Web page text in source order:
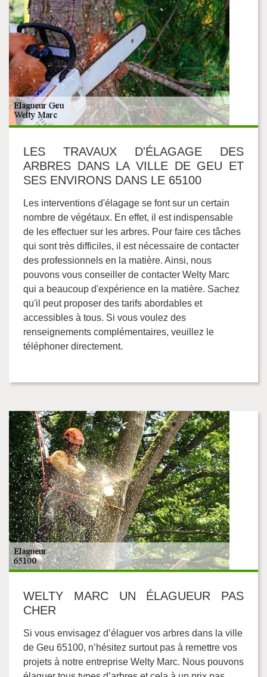
LES TRAVAUX D'ÉLAGAGE DES
ARBRES DANS LA VILLE DE GEU ET
SES ENVIRONS DANS LE 65100
Les interventions d'élagage se font sur un certain
nombre de végétaux. En effet, il est indispensable
de les effectuer sur les arbres. Pour faire ces tâches
qui sont très difficiles, il est nécessaire de contacter
des professionnels en la matière. Ainsi, nous
pouvons vous conseiller de contacter Welty Marc
qui a beaucoup d'expérience en la matière. Sachez
qu'il peut proposer des tarifs abordables et
accessibles à tous. Si vous voulez des
renseignements complémentaires, veuillez le
téléphoner directement.
WELTY MARC UN ÉLAGUEUR PAS
CHER
Si vous envisagez d’élaguer vos arbres dans la ville
de Geu 65100, n’hésitez surtout pas à remettre vos
projets à notre entreprise Welty Marc. Nous pouvons